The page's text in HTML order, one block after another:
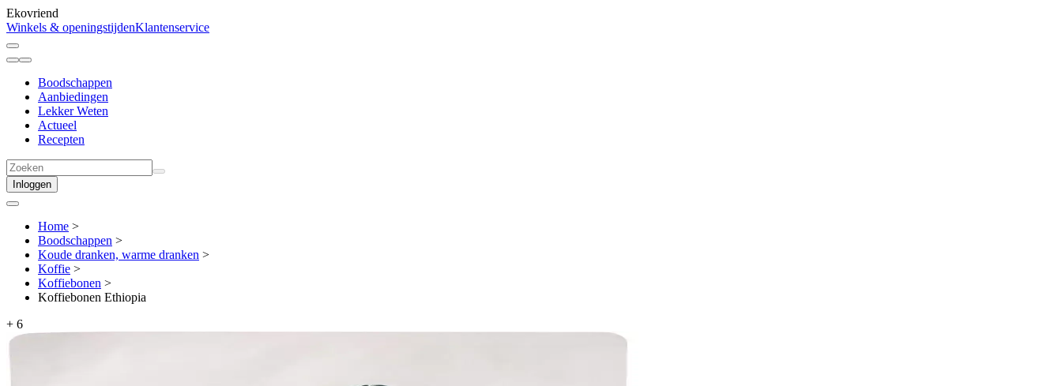
Ekovriend
Winkels & openingstijdenKlantenservice
Boodschappen
Aanbiedingen
Lekker Weten
Actueel
Recepten
Inloggen
Home >
Boodschappen >
Koude dranken, warme dranken >
Koffie >
Koffiebonen >
Koffiebonen Ethiopia
+ 6